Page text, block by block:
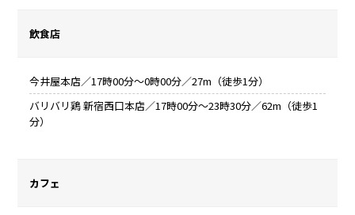
飲食店
今井屋本店／17時00分～0時00分／27m（徒歩1分）
バリバリ鶏 新宿西口本店／17時00分～23時30分／62m（徒歩1
分）
カフェ